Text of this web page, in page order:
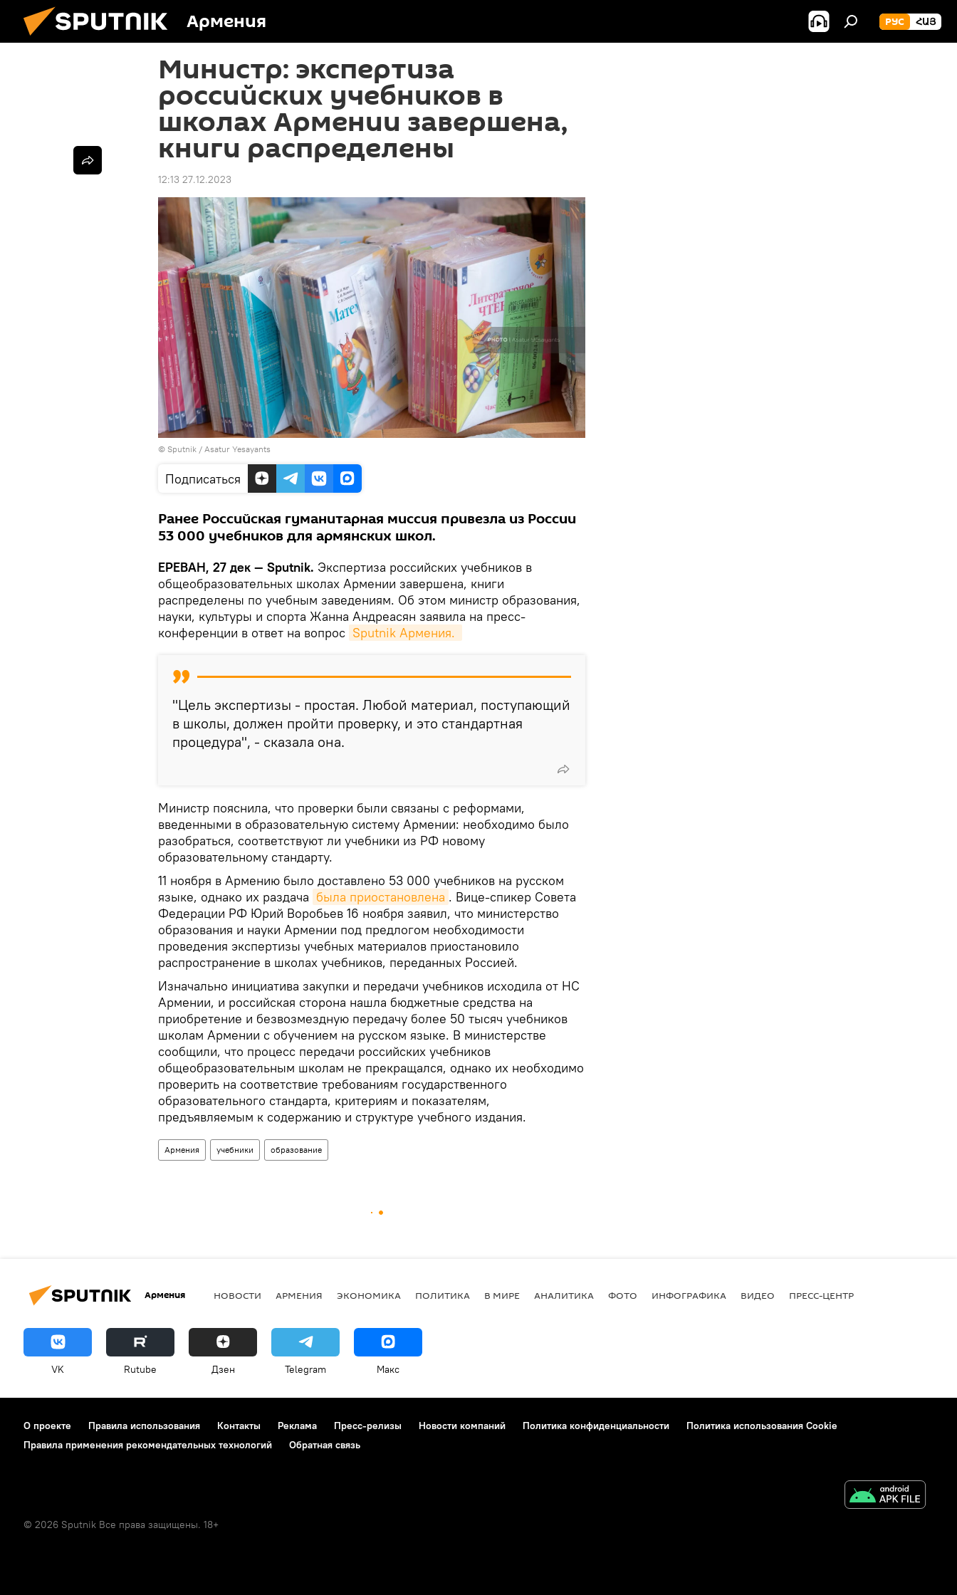
Армения РУС ՀԱՅ
Министр: экспертиза
российских учебников в
школах Армении завершена,
книги распределены
12:13 27.12.2023
© Sputnik / Asatur Yesayants
Подписаться
Ранее Российская гуманитарная миссия привезла из России
53 000 учебников для армянских школ.
ЕРЕВАН, 27 дек — Sputnik. Экспертиза российских учебников в
общеобразовательных школах Армении завершена, книги
распределены по учебным заведениям. Об этом министр образования,
науки, культуры и спорта Жанна Андреасян заявила на пресс-
конференции в ответ на вопрос Sputnik Армения.
"Цель экспертизы - простая. Любой материал, поступающий
в школы, должен пройти проверку, и это стандартная
процедура", - сказала она.
Министр пояснила, что проверки были связаны с реформами,
введенными в образовательную систему Армении: необходимо было
разобраться, соответствуют ли учебники из РФ новому
образовательному стандарту.
11 ноября в Армению было доставлено 53 000 учебников на русском
языке, однако их раздача была приостановлена . Вице-спикер Совета
Федерации РФ Юрий Воробьев 16 ноября заявил, что министерство
образования и науки Армении под предлогом необходимости
проведения экспертизы учебных материалов приостановило
распространение в школах учебников, переданных Россией.
Изначально инициатива закупки и передачи учебников исходила от НС
Армении, и российская сторона нашла бюджетные средства на
приобретение и безвозмездную передачу более 50 тысяч учебников
школам Армении с обучением на русском языке. В министерстве
сообщили, что процесс передачи российских учебников
общеобразовательным школам не прекращался, однако их необходимо
проверить на соответствие требованиям государственного
образовательного стандарта, критериям и показателям,
предъявляемым к содержанию и структуре учебного издания.
Армения учебники образование
Армения НОВОСТИ АРМЕНИЯ ЭКОНОМИКА ПОЛИТИКА В МИРЕ АНАЛИТИКА ФОТО ИНФОГРАФИКА ВИДЕО ПРЕСС-ЦЕНТР
VK Rutube Дзен Telegram Макс
О проекте Правила использования Контакты Реклама Пресс-релизы Новости компаний Политика конфиденциальности
Политика использования Cookie
Правила применения рекомендательных технологий
Обратная связь
© 2026 Sputnik Все права защищены. 18+